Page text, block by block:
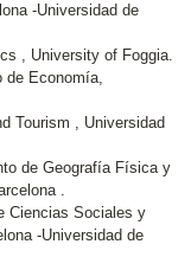
-Universidad de
, University of Foggia.
de Economía,
Tourism , Universidad
de Geografía Física y
.
Ciencias Sociales y
-Universidad de